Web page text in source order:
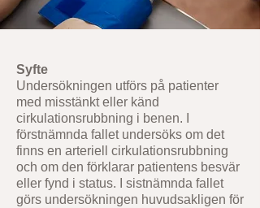
Syfte
Undersökningen utförs på patienter
med misstänkt eller känd
cirkulationsrubbning i benen. I
förstnämnda fallet undersöks om det
finns en arteriell cirkulationsrubbning
och om den förklarar patientens besvär
eller fynd i status. I sistnämnda fallet
görs undersökningen huvudsakligen för